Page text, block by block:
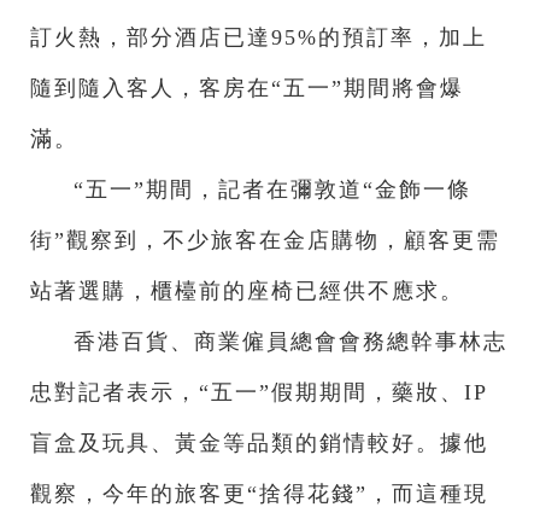
訂火熱，部分酒店已達95%的預訂率，加上
隨到隨入客人，客房在“五一”期間將會爆
滿。
“五一”期間，記者在彌敦道“金飾一條
街”觀察到，不少旅客在金店購物，顧客更需
站著選購，櫃檯前的座椅已經供不應求。
香港百貨、商業僱員總會會務總幹事林志
忠對記者表示，“五一”假期期間，藥妝、IP
盲盒及玩具、黃金等品類的銷情較好。據他
觀察，今年的旅客更“捨得花錢”，而這種現